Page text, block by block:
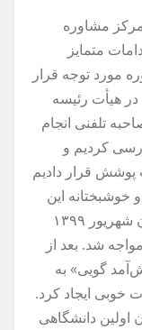
مشاوره
متمایز
مورد توجه قرار
هیأت رئیسه
دانشجو مصاحبه تلفنی انجام
کردیم و
پوشش قرار دادیم
خوشبختانه این
یکی از طرح‌های بسیار موفق بود و تا پایان شهریور ۱۳۹۹
شد. بعد از
گویی» به
خوبی ایجاد کرد.
ما ۱۳۹۹ به عنوان اولین دانشگاهی